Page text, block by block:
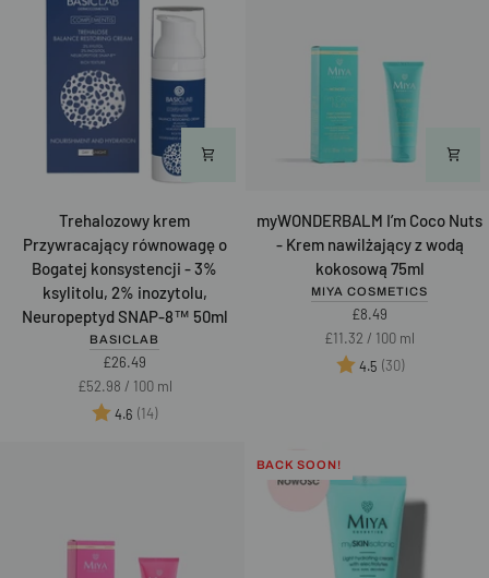
Trehalozowy
krem
Przywracający
równowagę
konsystencji
Trehalozowy krem
Przywracający równowagę o
Bogatej konsystencji - 3%
ksylitolu, 2% inozytolu,
Neuropeptyd SNAP-8™ 50ml
BASICLAB
£26.49
Unit
price
£52.98 /per
100 ml
Ocena:
4.6 (14)na 5 gwiazdek
myWONDERBALM
I’m
myWONDERBALM I’m Coco Nuts
- Krem nawilżający z wodą
kokosową 75ml
MIYA COSMETICS
£8.49
Unit
price
£11.32 / per
100 ml
Ocena:
4.5 (30)na 5
BACK SOON!